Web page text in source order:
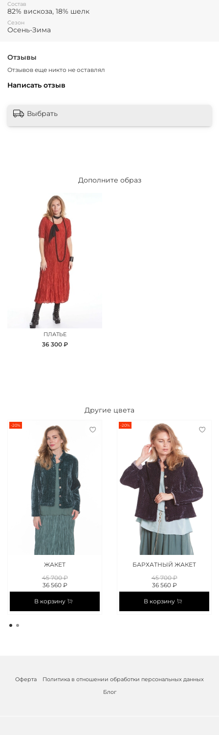
Состав
82% вискоза, 18% шелк
Сезон
Осень-Зима
Отзывы
Отзывов еще никто не оставлял
Написать отзыв
Выбрать
Дополните образ
ПЛАТЬЕ
36 300 ₽
Другие цвета
-20%
ЖАКЕТ
45 700 ₽
36 560 ₽
В корзину
-20%
БАРХАТНЫЙ ЖАКЕТ
45 700 ₽
36 560 ₽
В корзину
Оферта
Политика в отношении обработки персональных данных
Блог